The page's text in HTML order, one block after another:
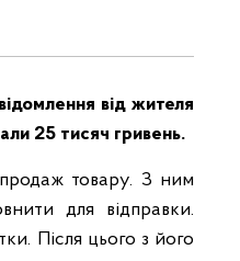
від жителя
25 тисяч гривень.
продаж товару. З ним
для відправки.
Після цього з його